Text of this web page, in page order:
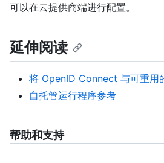
可以在云提供商端进行配置。
延伸阅读
将 OpenID Connect 与可重用
自托管运行程序参考
帮助和支持